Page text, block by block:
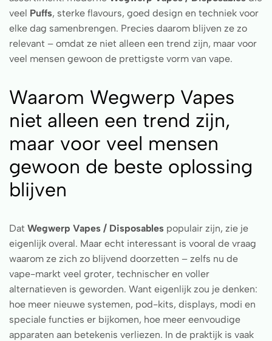
veel Puffs, sterke flavours, goed design en techniek voor
elke dag samenbrengen. Precies daarom blijven ze zo
relevant – omdat ze niet alleen een trend zijn, maar voor
veel mensen gewoon de prettigste vorm van vape.
Waarom Wegwerp Vapes
niet alleen een trend zijn,
maar voor veel mensen
gewoon de beste oplossing
blijven
Dat Wegwerp Vapes / Disposables populair zijn, zie je
eigenlijk overal. Maar echt interessant is vooral de vraag
waarom ze zich zo blijvend doorzetten – zelfs nu de
vape-markt veel groter, technischer en voller
alternatieven is geworden. Want eigenlijk zou je denken:
hoe meer nieuwe systemen, pod-kits, displays, modi en
speciale functies er bijkomen, hoe meer eenvoudige
apparaten aan betekenis verliezen. In de praktijk is vaak